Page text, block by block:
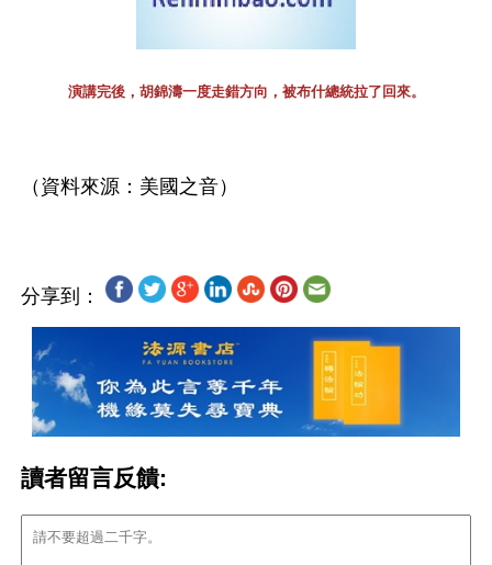
演講完後，胡錦濤一度走錯方向，被布什總統拉了回來。
分享到：
讀者留言反饋: